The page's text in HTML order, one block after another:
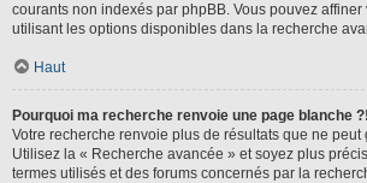
courants non indexés par phpBB. Vous pouvez affiner
utilisant les options disponibles dans la recherche
Haut
Pourquoi ma recherche renvoie une page blanche ?!
Votre recherche renvoie plus de résultats que ne peut
Utilisez la « Recherche avancée » et soyez plus
termes utilisés et des forums concernés par la